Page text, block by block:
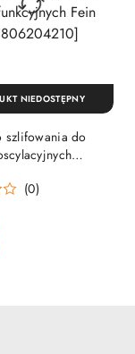
szlifowania do
(0)
NIEDOSTĘPNY